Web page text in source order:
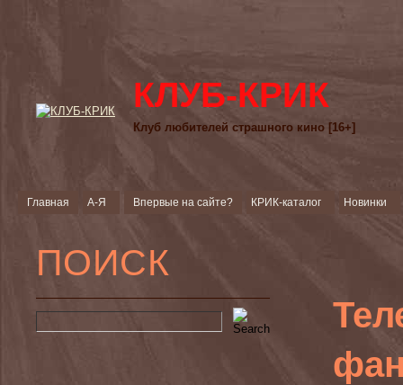
КЛУБ-КРИК
Клуб любителей страшного кино [16+]
Главная А-Я Впервые на сайте? КРИК-каталог Новинки
ПОИСК